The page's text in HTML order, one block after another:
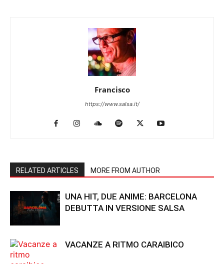
Francisco
https://www.salsa.it/
RELATED ARTICLES MORE FROM AUTHOR
UNA HIT, DUE ANIME: BARCELONA
DEBUTTA IN VERSIONE SALSA
VACANZE A RITMO CARAIBICO